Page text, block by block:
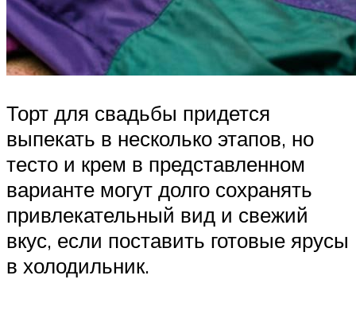
Торт для свадьбы придется
выпекать в несколько этапов, но
тесто и крем в представленном
варианте могут долго сохранять
привлекательный вид и свежий
вкус, если поставить готовые ярусы
в холодильник.